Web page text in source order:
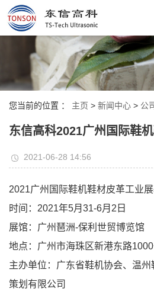
您当前的位置 ： 主页 > 新闻中心 > 公
东信高科2021广州国际鞋
2021-06-28 14:56
2021广州国际鞋机鞋材皮革工业展
时间：2021年5月31-6月2日
展馆：广州琶洲-保利世贸博览馆
地点：广州市海珠区新港东路
主办单位：广东省鞋机协会、温
策划有限公司